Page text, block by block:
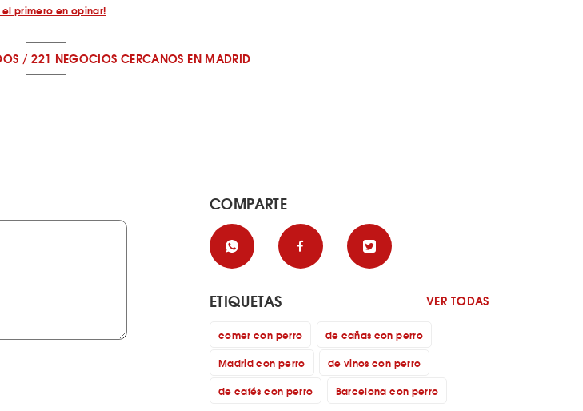
el primero en opinar!
/221 NEGOCIOS CERCANOS EN MADRID
COMPARTE
ETIQUETAS VER TODAS
comer con perro
de cañas con perro
Madrid con perro
de vinos con perro
de cafés con perro
Barcelona con perro